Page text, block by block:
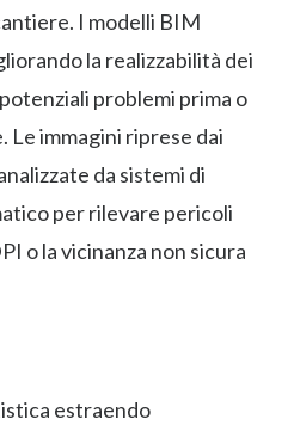
I modelli BIM
la realizzabilità dei
problemi prima o
Le immagini riprese dai
da sistemi di
per rilevare pericoli
o la vicinanza non sicura
estraendo